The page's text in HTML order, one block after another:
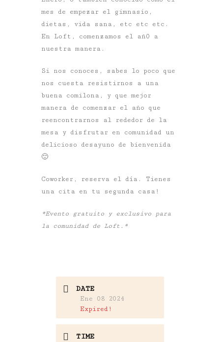
mes de empezar el gimnasio,
dietas, vida sana, etc etc etc.
En Loft, comenzamos el añ0 a
nuestra manera.
Si nos conoces, sabes lo poco que
nos cuesta resistirnos a una
buena comilona, y que mejor
manera de comenzar el año que
reencontrarnos al rededor de la
mesa y disfrutar en comunidad un
delicioso desayuno de bienvenida
🙂
Coworker, reserva el día. Tienes
una cita en tu segunda casa!
*Evento gratuito y exclusivo para
la comunidad de Loft.*
DATE
Ene 08 2024
Expired!
TIME